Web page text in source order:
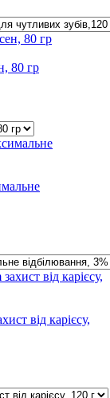
80 гр
від карієсу,